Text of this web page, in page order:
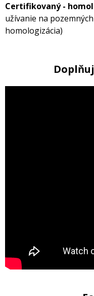
Certifikovaný -
užívanie na
homologizácia)